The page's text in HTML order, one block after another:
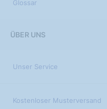
Glossar
ÜBER UNS
Unser Service
Kostenloser Musterversand